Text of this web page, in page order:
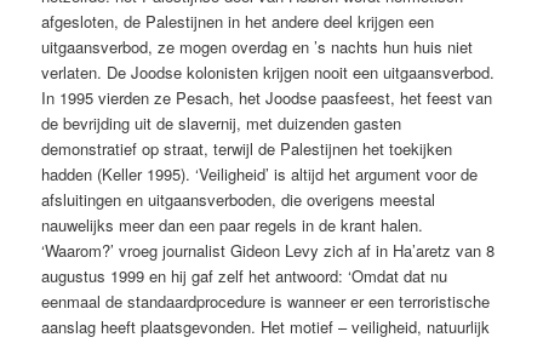
afgesloten, de Palestijnen in het andere deel krijgen een
uitgaansverbod, ze mogen overdag en ’s nachts hun huis niet
verlaten. De Joodse kolonisten krijgen nooit een uitgaansverbod.
In 1995 vierden ze Pesach, het Joodse paasfeest, het feest van
de bevrijding uit de slavernij, met duizenden gasten
demonstratief op straat, terwijl de Palestijnen het toekijken
hadden (Keller 1995). ‘Veiligheid’ is altijd het argument voor de
afsluitingen en uitgaansverboden, die overigens meestal
nauwelijks meer dan een paar regels in de krant halen.
‘Waarom?’ vroeg journalist Gideon Levy zich af in Ha’aretz van 8
augustus 1999 en hij gaf zelf het antwoord: ‘Omdat dat nu
eenmaal de standaardprocedure is wanneer er een terroristische
aanslag heeft plaatsgevonden. Het motief – veiligheid, natuurlijk